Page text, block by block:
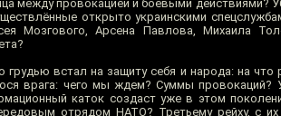
между провокацией и боевыми действиями?
открыто украинскими
Мозгового, Арсена Павлова, Михаила
встал на защиту себя и народа: на что
врага: чего мы ждем? Суммы провокаций?
каток создаст уже в этом
отрядом НАТО? Третьему рейху, с